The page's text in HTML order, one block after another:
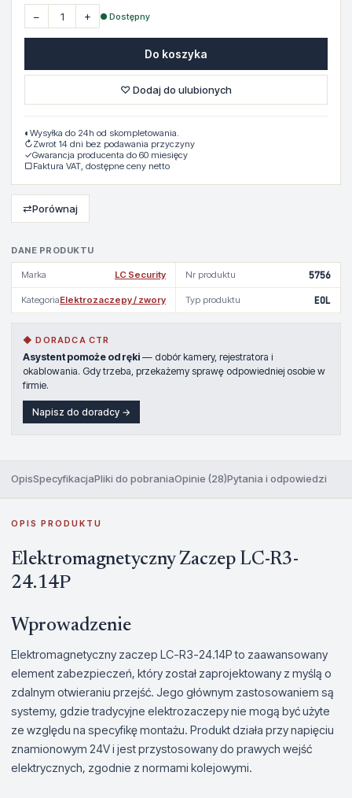
DANE PRODUKTU
Marka LC Security Nr produktu 5756
KategoriaElektrozaczepy / zwory Typ produktu EOL
◆ DORADCA CTR
Asystent pomoże od ręki — dobór kamery, rejestratora i
okablowania. Gdy trzeba, przekażemy sprawę odpowiedniej osobie w
firmie.
Napisz do doradcy →
− + ● Dostępny
Do koszyka
♡ Dodaj do ulubionych
◐ Wysyłka do 24h od skompletowania.
↻Zwrot 14 dni bez podawania przyczyny
✓Gwarancja producenta do 60 miesięcy
▢Faktura VAT, dostępne ceny netto
⇄Porównaj
OpisSpecyfikacjaPliki do pobraniaOpinie (28)Pytania i odpowiedzi
OPIS PRODUKTU
Elektromagnetyczny Zaczep LC-R3-
24.14P
Wprowadzenie
Elektromagnetyczny zaczep LC-R3-24.14P to zaawansowany
element zabezpieczeń, który został zaprojektowany z myślą o
zdalnym otwieraniu przejść. Jego głównym zastosowaniem są
systemy, gdzie tradycyjne elektrozaczepy nie mogą być użyte
ze względu na specyfikę montażu. Produkt działa przy napięciu
znamionowym 24V i jest przystosowany do prawych wejść
elektrycznych, zgodnie z normami kolejowymi.